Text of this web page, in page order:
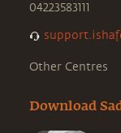
04223583111
Other Centres
Download